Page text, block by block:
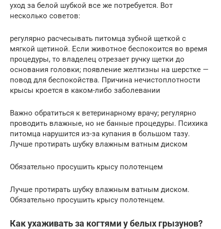
уход за белой шубкой все же потребуется. Вот
несколько советов:
регулярно расчесывать питомца зубной щеткой с
мягкой щетиной. Если животное беспокоится во время
процедуры, то владелец отрезает ручку щетки до
основания головки; появление желтизны на шерстке —
повод для беспокойства. Причина нечистоплотности
крысы кроется в каком-либо заболевании
Важно обратиться к ветеринарному врачу; регулярно
проводить влажные, но не банные процедуры. Психика
питомца нарушится из-за купания в большом тазу.
Лучше протирать шубку влажным ватным диском
Обязательно просушить крысу полотенцем
Лучше протирать шубку влажным ватным диском.
Обязательно просушить крысу полотенцем.
Как ухаживать за когтями у белых грызунов?